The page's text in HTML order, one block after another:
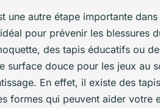
une autre étape importante
pour prévenir les blessures
des tapis éducatifs ou
surface douce pour les jeux au
En effet, il existe des
formes qui peuvent aider votre